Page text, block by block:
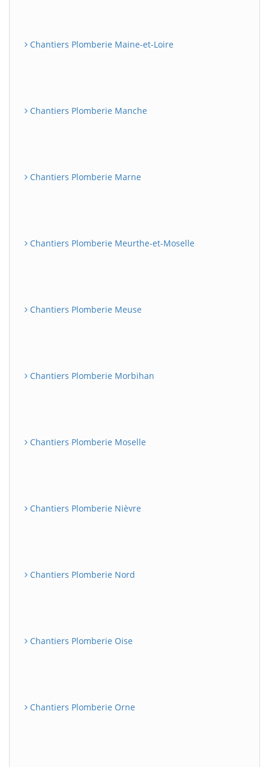
Chantiers Plomberie Maine-et-Loire
Chantiers Plomberie Manche
Chantiers Plomberie Marne
Chantiers Plomberie Meurthe-et-Moselle
Chantiers Plomberie Meuse
Chantiers Plomberie Morbihan
Chantiers Plomberie Moselle
Chantiers Plomberie Nièvre
Chantiers Plomberie Nord
Chantiers Plomberie Oise
Chantiers Plomberie Orne